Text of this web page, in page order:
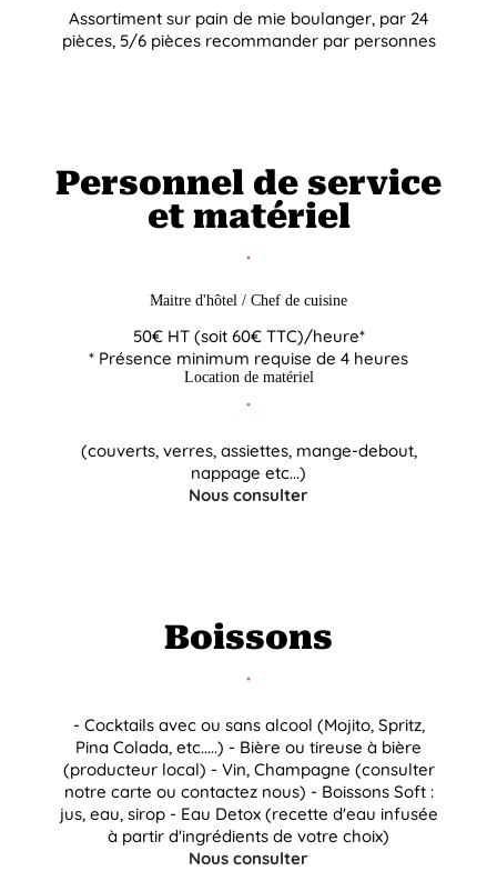
Assortiment sur pain de mie boulanger, par 24
pièces, 5/6 pièces recommander par personnes
Personnel de service
et matériel
Maitre d'hôtel / Chef de cuisine
50€ HT (soit 60€ TTC)/heure*
* Présence minimum requise de 4 heures
Location de matériel
(couverts, verres, assiettes, mange-debout,
nappage etc...)
Nous consulter
Boissons
- Cocktails avec ou sans alcool (Mojito, Spritz,
Pina Colada, etc.....) - Bière ou tireuse à bière
(producteur local) - Vin, Champagne (consulter
notre carte ou contactez nous) - Boissons Soft :
jus, eau, sirop - Eau Detox (recette d'eau infusée
à partir d'ingrédients de votre choix)
Nous consulter